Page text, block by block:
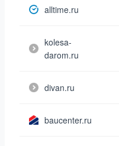
alltime.ru
kolesa-
darom.ru
divan.ru
baucenter.ru